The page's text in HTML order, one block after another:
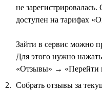
не
доступен на тарифах
Зайти в сервис можно
Для этого нужно
«Отзывы» → «Перейти
Собрать отзывы за